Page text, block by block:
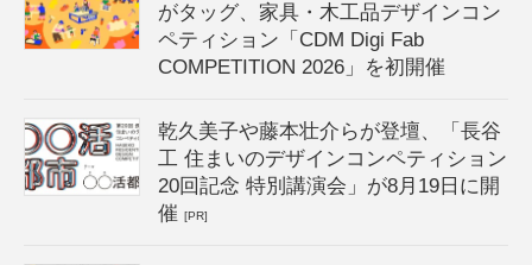
がタッグ、家具・木工品デザインコン
ペティション「CDM Digi Fab
COMPETITION 2026」を初開催
乾久美子や藤本壮介らが登壇、「長谷
工 住まいのデザインコンペティション
20回記念 特別講演会」が8月19日に開
催[PR]